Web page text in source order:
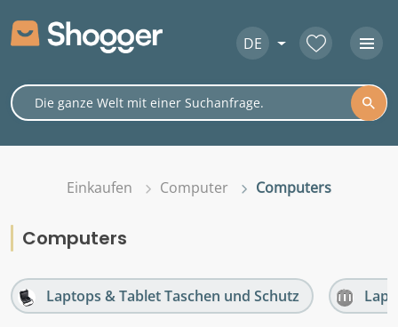
DE
Einkaufen Computer Computers
Computers
Laptops & Tablet Taschen und Schutz